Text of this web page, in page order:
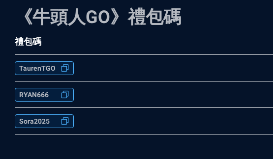
《牛頭人GO》禮包碼
禮包碼
TaurenTGO
RYAN666
Sora2025